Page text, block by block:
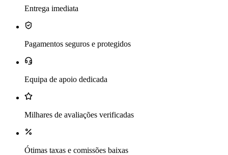
Entrega imediata
Pagamentos seguros e protegidos
Equipa de apoio dedicada
Milhares de avaliações verificadas
Ótimas taxas e comissões baixas